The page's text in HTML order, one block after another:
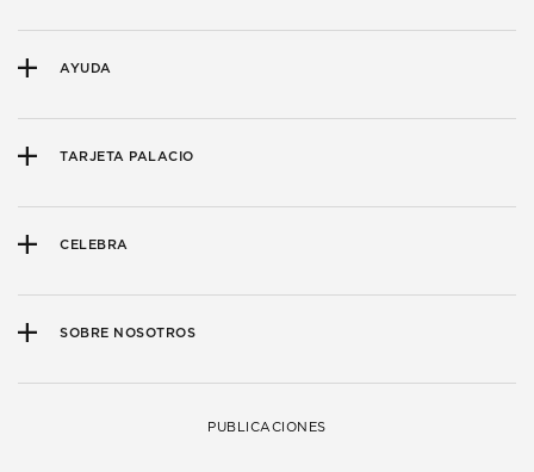
AYUDA
TARJETA PALACIO
CELEBRA
SOBRE NOSOTROS
PUBLICACIONES